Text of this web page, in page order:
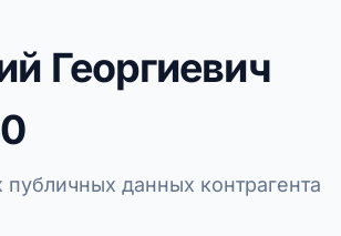
Георгиевич
данных контрагента